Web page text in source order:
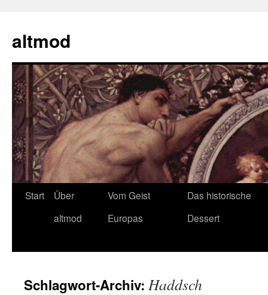
springen
altmod
Start
Über
altmod
Vom Geist
Europas
Das historische
Dessert
Schlagwort-Archiv: Haddsch